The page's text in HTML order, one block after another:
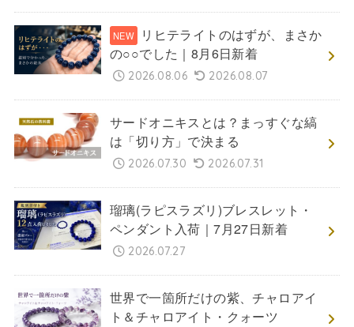
リヒテライトのはずが、まさか
の○○でした｜8月6日新着
2026.08.06 2026.08.07
サードオニキスとは？まっすぐな縞
は「切り方」で決まる
2026.07.30 2026.07.31
瑠璃(ラピスラズリ)ブレスレット・
ペンダント入荷｜7月27日新着
2026.07.27
世界で一箇所だけの紫、チャロアイ
ト＆チャロアイト・クォーツ